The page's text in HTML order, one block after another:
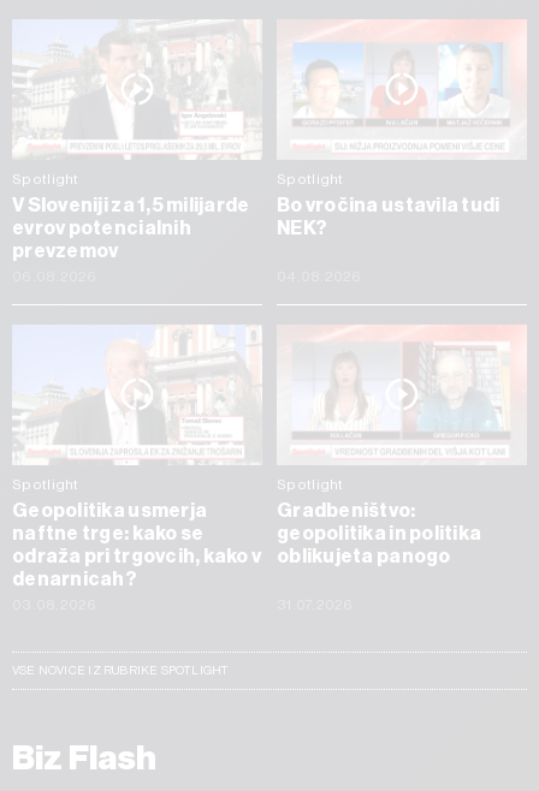
Spotlight
V Sloveniji za 1,5 milijarde
evrov potencialnih
prevzemov
Spotlight
Bo vročina ustavila tudi
NEK?
Spotlight
Geopolitika usmerja
naftne trge: kako se
odraža pri trgovcih, kako v
denarnicah?
Spotlight
Gradbeništvo:
geopolitika in politika
oblikujeta panogo
VSE NOVICE IZ RUBRIKE SPOTLIGHT
Biz Flash